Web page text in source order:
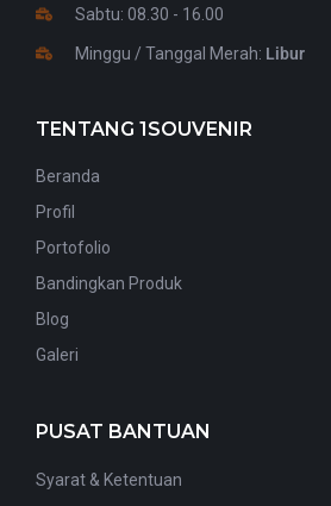
Sabtu: 08.30 - 16.00
Minggu / Tanggal Merah: Libur
TENTANG 1SOUVENIR
Beranda
Profil
Portofolio
Bandingkan Produk
Blog
Galeri
PUSAT BANTUAN
Syarat & Ketentuan